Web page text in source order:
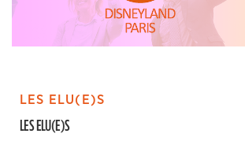
LES ELU(E)S
LES ELU(E)S